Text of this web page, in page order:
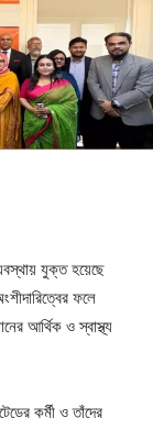
যুক্ত হয়েছে
ফলে
আর্থিক ও স্বাস্থ্য
কর্মী ও তাঁদের